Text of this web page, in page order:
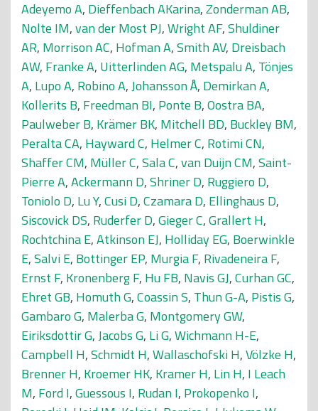
Adeyemo A, Dieffenbach AKarina,Zonderman AB,
Nolte IM,van der Most PJ,Wright AF,Shuldiner
AR, Morrison AC, Hofman A,Smith AV, Dreisbach
AW, Franke A, Uitterlinden AG, Metspalu A, Tönjes
A, Lupo A, Robino A,Johansson Å, Demirkan A,
Kollerits B, Freedman BI, Ponte B,Oostra BA,
Paulweber B, Krämer BK, Mitchell BD, Buckley BM,
Peralta CA, Hayward C, Helmer C, Rotimi CN,
Shaffer CM, Müller C,Sala C,van Duijn CM,Saint-
Pierre A,Ackermann D,Shriner D, Ruggiero D,
Toniolo D, Lu Y,Cusi D,Czamara D, Ellinghaus D,
Siscovick DS, Ruderfer D,Gieger C,Grallert H,
Rochtchina E,Atkinson EJ, Holliday EG, Boerwinkle
E,Salvi E, Bottinger EP, Murgia F, Rivadeneira F,
Ernst F, Kronenberg F, Hu FB, Navis GJ,Curhan GC,
Ehret GB, Homuth G,Coassin S, Thun G-A, Pistis G,
Gambaro G, Malerba G, Montgomery GW,
Eiriksdottir G,Jacobs G, Li G,Wichmann H-E,
Campbell H,Schmidt H,Wallaschofski H,Völzke H,
Brenner H, Kroemer HK, Kramer H, Lin H, I Leach
M, Ford I,Guessous I, Rudan I, Prokopenko I,